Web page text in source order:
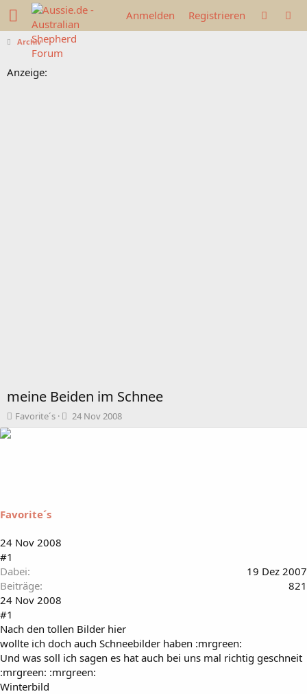
Anmelden Registrieren
Archiv
Anzeige:
meine Beiden im Schnee
T
h
a
t
Favorite´s
B
e
24 Nov 2008
Favorite´s
24 Nov 2008
#1
Dabei
19 Dez 2007
Beiträge
821
24 Nov 2008
#1
Nach den tollen Bilder hier
wollte ich doch auch Schneebilder haben :mrgreen:
Und was soll ich sagen es hat auch bei uns mal richtig geschneit
:mrgreen: :mrgreen:
Winterbild